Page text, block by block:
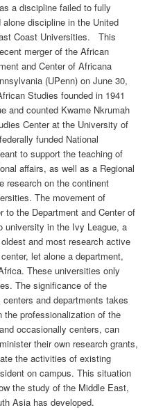
a discipline failed to fully
discipline in the United
Coast Universities. This
merger of the African
and Center of Africana
(UPenn) on June 30,
Studies founded in 1941
and counted Kwame Nkrumah
Center at the University of
funded National
to support the teaching of
affairs, as well as a Regional
research on the continent
The movement of
to the Department and Center of
university in the Ivy League, a
and most research active
let alone a department,
These universities only
The significance of the
and departments takes
professionalization of the
occasionally centers, can
their own research grants,
the activities of existing
on campus. This situation
the study of the Middle East,
Asia has developed.